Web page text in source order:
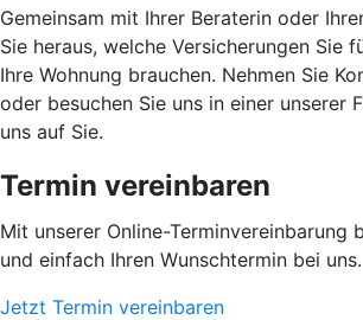
Gemeinsam mit Ihrer Beraterin oder
Sie heraus, welche Versicherungen Sie
Ihre Wohnung brauchen. Nehmen Sie
oder besuchen Sie uns in einer unserer
uns auf Sie.
Termin vereinbaren
Mit unserer Online-Terminvereinbarung
und einfach Ihren Wunschtermin bei uns.
Jetzt Termin vereinbaren